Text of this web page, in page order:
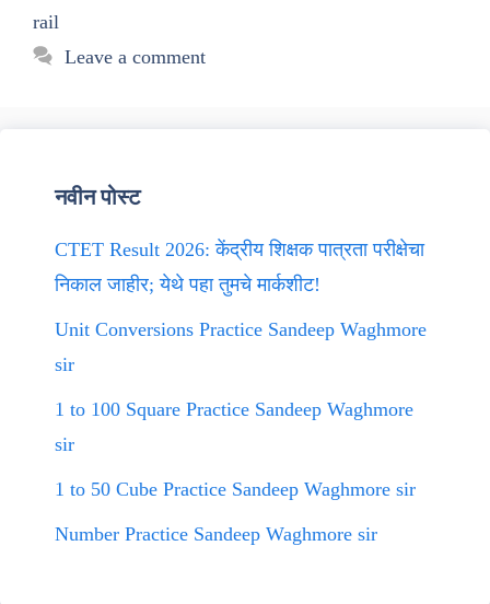
rail
Leave a comment
नवीन पोस्ट
CTET Result 2026: केंद्रीय शिक्षक पात्रता परीक्षेचा
निकाल जाहीर; येथे पहा तुमचे मार्कशीट!
Unit Conversions Practice Sandeep Waghmore
sir
1 to 100 Square Practice Sandeep Waghmore
sir
1 to 50 Cube Practice Sandeep Waghmore sir
Number Practice Sandeep Waghmore sir